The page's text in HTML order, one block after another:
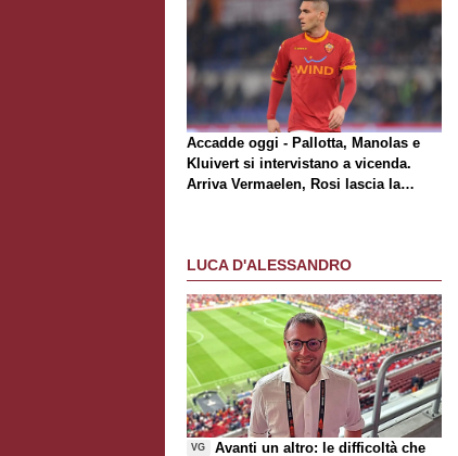
Accadde oggi - Pallotta, Manolas e
Kluivert si intervistano a vicenda.
Arriva Vermaelen, Rosi lascia la
LUCA D'ALESSANDRO
VG Avanti un altro: le difficoltà che